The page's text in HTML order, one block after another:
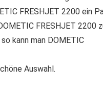
FRESHJET 2200 ein
FRESHJET 2200
kann man DOMETIC
Auswahl.